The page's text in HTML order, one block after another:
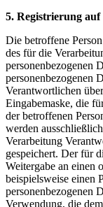
5. Registrierung
Die betroffene
des für die
personenbezogenen
personenbezogenen
Verantwortlichen
Eingabemaske, die
der betroffenen
werden
Verarbeitung
gespeichert. Der für
Weitergabe an einen
beispielsweise einen
personenbezogenen
Verwendung, die